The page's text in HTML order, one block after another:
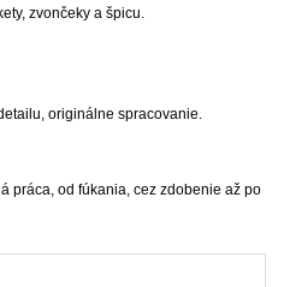
zvončeky a špicu.
originálne spracovanie.
práca, od fúkania, cez zdobenie až po